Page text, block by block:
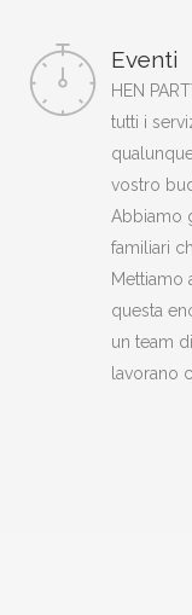
Eventi
HEN
tutti i
vostro
Abbiamo
familiari
Mettiamo
questa
un team
lavorano